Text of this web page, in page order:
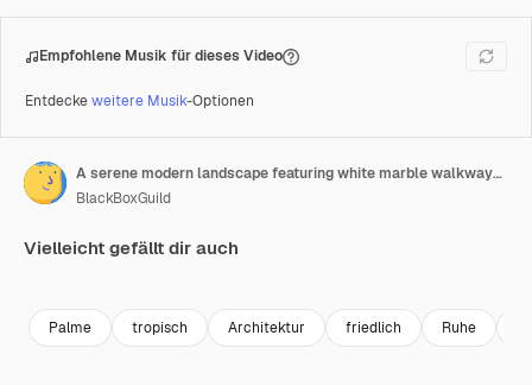
Empfohlene Musik für dieses Video
Entdeckeweitere Musik-Optionen
A serene modern landscape featuring white marble walkways, lush greenery, and a reflective pool. Perfect for themes of architecture, environment, luxury, and tranquility.
BlackBoxGuild
Vielleicht gefällt dir auch
Palme tropisch Architektur friedlich Ruhe